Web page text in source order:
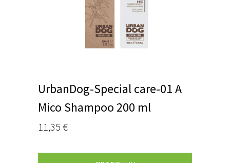
UrbanDog-Special care-01 A
Mico Shampoo 200 ml
11,35 €